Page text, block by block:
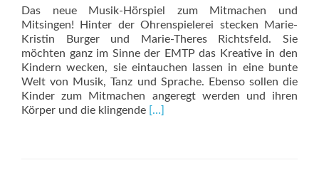
Das neue Musik-Hörspiel zum Mitmachen und
Mitsingen! Hinter der Ohrenspielerei stecken Marie-
Kristin Burger und Marie-Theres Richtsfeld. Sie
möchten ganz im Sinne der EMTP das Kreative in den
Kindern wecken, sie eintauchen lassen in eine bunte
Welt von Musik, Tanz und Sprache. Ebenso sollen die
Kinder zum Mitmachen angeregt werden und ihren
Körper und die klingende Read
[…]